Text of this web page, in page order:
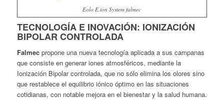
Eolo E.ion System falmec
TECNOLOGÍA E INOVACIÓN: IONIZACIÓN
BIPOLAR CONTROLADA
Falmecpropone una nueva tecnología aplicada a sus campanas
que consiste en generar iones atmosféricos, mediante la
Ionización Bipolar controlada, que no sólo elimina los olores sino
que restablece el equilibrio iónico óptimo en las situaciones
cotidianas, con notable mejora en el bienestar y la salud humana.